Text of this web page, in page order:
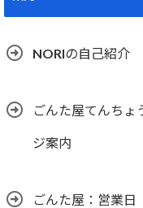
NORIの自己紹介
ごんた屋てんちょ
ジ案内
ごんた屋：営業日